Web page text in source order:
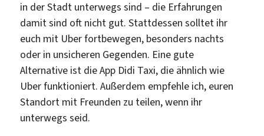
in der Stadt unterwegs sind – die Erfahrungen
damit sind oft nicht gut. Stattdessen solltet ihr
euch mit Uber fortbewegen, besonders nachts
oder in unsicheren Gegenden. Eine gute
Alternative ist die App Didi Taxi, die ähnlich wie
Uber funktioniert. Außerdem empfehle ich, euren
Standort mit Freunden zu teilen, wenn ihr
unterwegs seid.